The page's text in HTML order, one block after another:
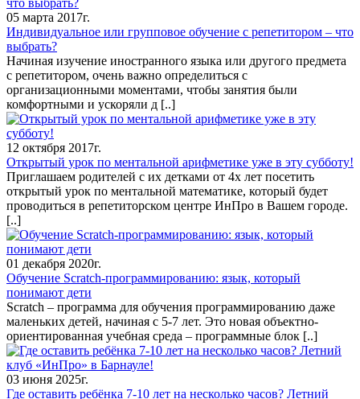
05 марта 2017г.
Индивидуальное или групповое обучение с репетитором – что
выбрать?
Начиная изучение иностранного языка или другого предмета
с репетитором, очень важно определиться с
организационными моментами, чтобы занятия были
комфортными и ускоряли д [..]
12 октября 2017г.
Открытый урок по ментальной арифметике уже в эту субботу!
Приглашаем родителей с их детками от 4х лет посетить
открытый урок по ментальной математике, который будет
проводиться в репетиторском центре ИнПро в Вашем городе.
[..]
01 декабря 2020г.
Обучение Scratch-программированию: язык, который
понимают дети
Scratch – программа для обучения программированию даже
маленьких детей, начиная с 5-7 лет. Это новая объектно-
ориентированная учебная среда – программные блок [..]
03 июня 2025г.
Где оставить ребёнка 7-10 лет на несколько часов? Летний